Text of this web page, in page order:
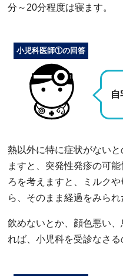
分～20分程度は寝ます。
自
小児科医師①の回答
熱以外に特に症状がない
ますと、突発性発疹の可
ろを考えますと、ミルク
ら、そのまま経過をみられ
飲めないとか、顔色悪い
れば、小児科を受診なさる